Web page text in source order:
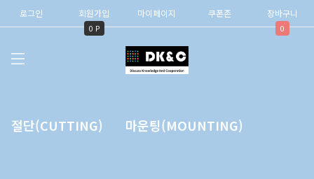
로그인 회원가입
0 P
마이페이지 쿠폰존 장바구니
0
절단(CUTTING) 마운팅(MOUNTING)